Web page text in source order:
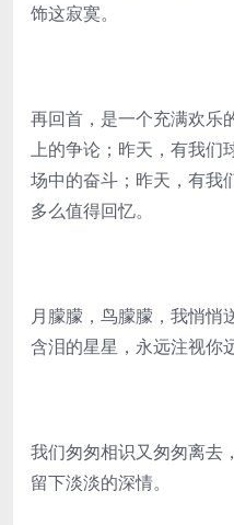
饰这寂寞。
再回首，是一个充满欢乐
上的争论；昨天，有我们
场中的奋斗；昨天，有我
多么值得回忆。
月朦朦，鸟朦朦，我悄悄
含泪的星星，永远注视你
我们匆匆相识又匆匆离去
留下淡淡的深情。